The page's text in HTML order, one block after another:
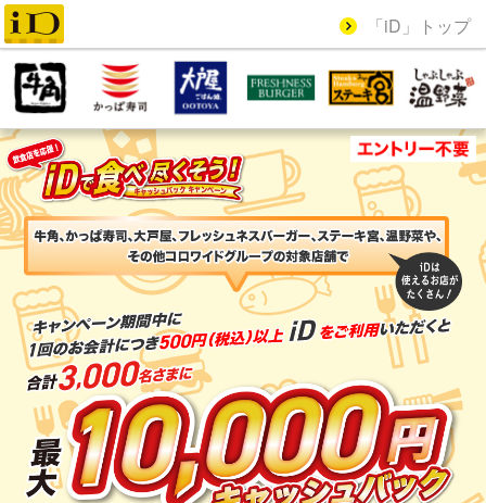
「iD」トップ